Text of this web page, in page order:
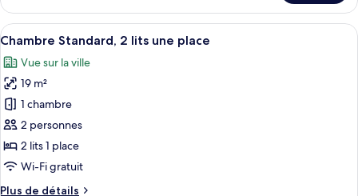
le
type
de
Chambre
Standard
Afficher
toutes
les
photos
pour
ce
type
de
chambre :
Une chambre d’hôtel avec deux
8
Chambre Standard, 2 lits une place
Vue sur la ville
19 m²
1 chambre
2 personnes
2 lits 1 place
Wi-Fi gratuit
Plus de détails
Plus